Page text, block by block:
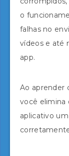
o
falhas no
vídeos e até
app.
Ao aprender
você elimina
aplicativo